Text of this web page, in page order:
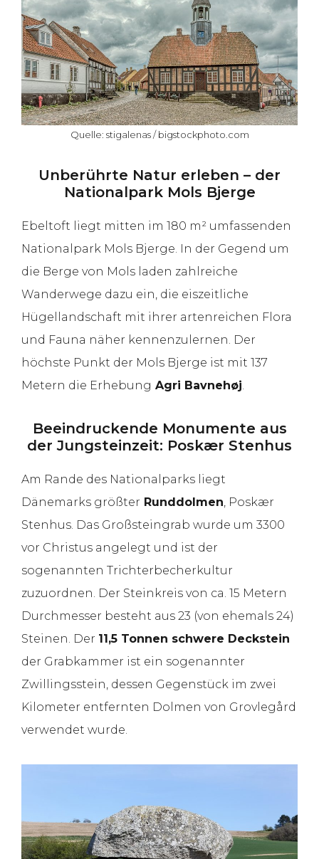
Quelle: stigalenas / bigstockphoto.com
Unberührte Natur erleben – der
Nationalpark Mols Bjerge
Ebeltoft liegt mitten im 180 m² umfassenden
Nationalpark Mols Bjerge. In der Gegend um
die Berge von Mols laden zahlreiche
Wanderwege dazu ein, die eiszeitliche
Hügellandschaft mit ihrer artenreichen Flora
und Fauna näher kennenzulernen. Der
höchste Punkt der Mols Bjerge ist mit 137
Metern die Erhebung Agri Bavnehøj
Beeindruckende Monumente aus
der Jungsteinzeit: Poskær Stenhus
Am Rande des Nationalparks liegt
Dänemarks größter Runddolmen , Poskær
Stenhus. Das Großsteingrab wurde um 3300
vor Christus angelegt und ist der
sogenannten Trichterbecherkultur
zuzuordnen. Der Steinkreis von ca. 15 Metern
Durchmesser besteht aus 23 (von ehemals 24)
Steinen. Der 11,5 Tonnen schwere Deckstein
der Grabkammer ist ein sogenannter
Zwillingsstein, dessen Gegenstück im zwei
Kilometer entfernten Dolmen von Grovlegård
verwendet wurde.